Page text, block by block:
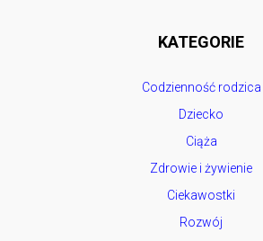
KATEGORIE
Codzienność rodzica
Dziecko
Ciąża
Zdrowie i żywienie
Ciekawostki
Rozwój